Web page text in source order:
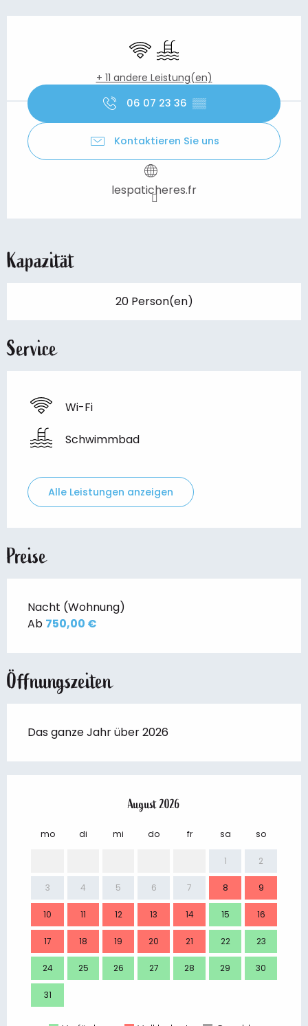
Wi-Fi Schwimmbad
+ 11 andere Leistung(en)
06 07 23 36 ▒▒
Kontaktieren Sie uns
lespaticheres.fr
Kapazität
20 Person(en)
Service
Wi-Fi
Schwimmbad
Alle Leistungen anzeigen
Preise
Nacht (Wohnung)
Ab 750,00 €
Öffnungszeiten
Das ganze Jahr über 2026
August 2026
mo di mi do fr sa so
1 2
3 4 5 6 7 8 9
10 11 12 13 14 15 16
17 18 19 20 21 22 23
24 25 26 27 28 29 30
31